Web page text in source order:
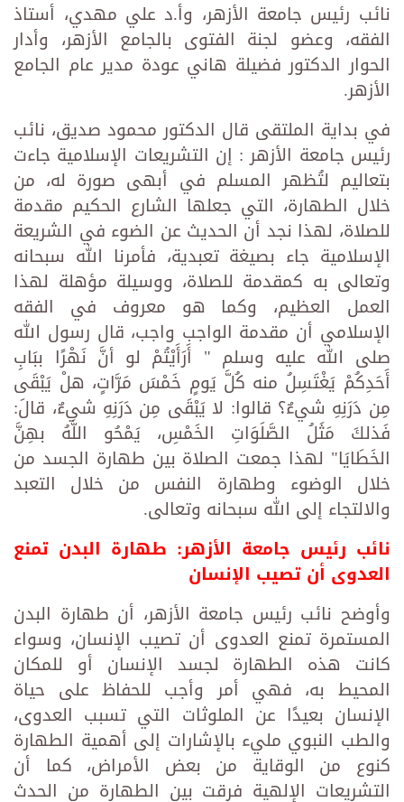
نائب رئيس جامعة الأزهر، وأ.د علي مهدي، أستاذ
الفقه، وعضو لجنة الفتوى بالجامع الأزهر، وأدار
الحوار الدكتور فضيلة هاني عودة مدير عام الجامع
الأزهر.
في بداية الملتقى قال الدكتور محمود صديق، نائب
رئيس جامعة الأزهر : إن التشريعات الإسلامية جاءت
بتعاليم لتُظهر المسلم في أبهى صورة له، من
خلال الطهارة، التي جعلها الشارع الحكيم مقدمة
للصلاة، لهذا نجد أن الحديث عن الضوء في الشريعة
الإسلامية جاء بصيغة تعبدية، فأمرنا الله سبحانه
وتعالى به كمقدمة للصلاة، ووسيلة مؤهلة لهذا
العمل العظيم، وكما هو معروف في الفقه
الإسلامي أن مقدمة الواجب واجب، قال رسول الله
صلى الله عليه وسلم " أَرَأَيْتُمْ لو أنَّ نَهْرًا ببَابِ
أَحَدِكُمْ يَغْتَسِلُ منه كُلَّ يَومٍ خَمْسَ مَرَّاتٍ، هلْ يَبْقَى
مِن دَرَنِهِ شيءٌ؟ قالوا: لا يَبْقَى مِن دَرَنِهِ شيءٌ، قالَ:
فَذلكَ مَثَلُ الصَّلَوَاتِ الخَمْسِ، يَمْحُو اللَّهُ بهِنَّ
الخَطَايَا" لهذا جمعت الصلاة بين طهارة الجسد من
خلال الوضوء وطهارة النفس من خلال التعبد
والالتجاء إلى الله سبحانه وتعالى.
نائب رئيس جامعة الأزهر: طهارة البدن تمنع
العدوى أن تصيب الإنسان
وأوضح نائب رئيس جامعة الأزهر، أن طهارة البدن
المستمرة تمنع العدوى أن تصيب الإنسان، وسواء
كانت هذه الطهارة لجسد الإنسان أو للمكان
المحيط به، فهي أمر وأجب للحفاظ على حياة
الإنسان بعيدًا عن الملوثات التي تسبب العدوى،
والطب النبوي مليء بالإشارات إلى أهمية الطهارة
كنوع من الوقاية من بعض الأمراض، كما أن
التشريعات الإلهية فرقت بين الطهارة من الحدث